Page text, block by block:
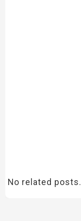
No related posts.